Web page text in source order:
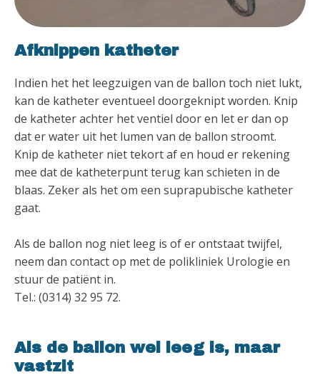
Afknippen katheter
Indien het het leegzuigen van de ballon toch niet lukt,
kan de katheter eventueel doorgeknipt worden. Knip
de katheter achter het ventiel door en let er dan op
dat er water uit het lumen van de ballon stroomt.
Knip de katheter niet tekort af en houd er rekening
mee dat de katheterpunt terug kan schieten in de
blaas. Zeker als het om een suprapubische katheter
gaat.
Als de ballon nog niet leeg is of er ontstaat twijfel,
neem dan contact op met de polikliniek Urologie en
stuur de patiënt in.
Tel.: (0314) 32 95 72.
Als de ballon wel leeg is, maar
vastzit